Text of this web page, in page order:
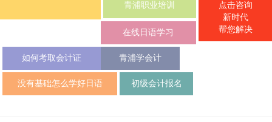
青浦职业培训
点击咨询
新时代
帮您解决
在线日语学习
如何考取会计证 青浦学会计
没有基础怎么学好日语 初级会计报名